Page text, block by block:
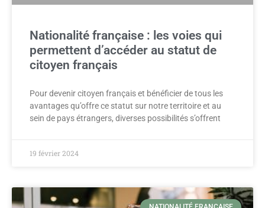
Nationalité française : les voies qui
permettent d’accéder au statut de
citoyen français
Pour devenir citoyen français et bénéficier de tous les
avantages qu’offre ce statut sur notre territoire et au
sein de pays étrangers, diverses possibilités s’offrent
19 février 2024